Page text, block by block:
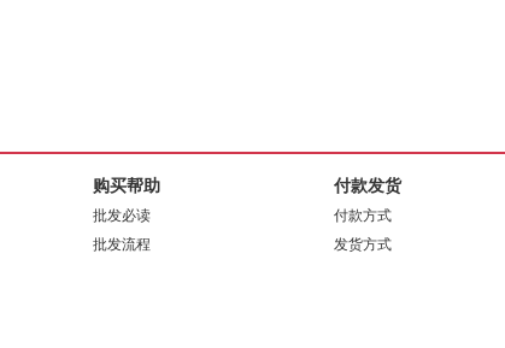
购买帮助
批发必读
批发流程
付款发货
付款方式
发货方式